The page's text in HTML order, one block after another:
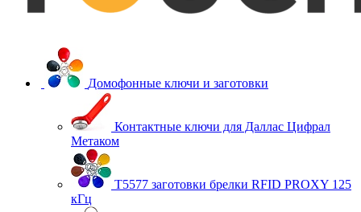
Домофонные ключи и заготовки
Контактные ключи для Даллас Цифрал
Метаком
T5577 заготовки брелки RFID PROXY 125
кГц